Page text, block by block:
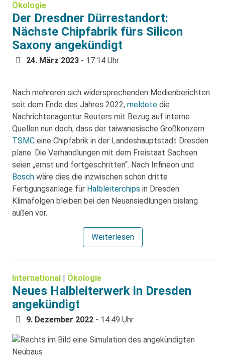
Ökologie
Der Dresdner Dürrestandort:
Nächste Chipfabrik fürs Silicon
Saxony angekündigt
24. März 2023 - 17:14 Uhr
Nach mehreren sich widersprechenden Medienberichten
seit dem Ende des Jahres 2022, meldete die
Nachrichtenagentur Reuters mit Bezug auf interne
Quellen nun doch, dass der taiwanesische Großkonzern
TSMC eine Chipfabrik in der Landeshauptstadt Dresden
plane. Die Verhandlungen mit dem Freistaat Sachsen
seien „ernst und fortgeschritten“. Nach Infineon und
Bosch wäre dies die inzwischen schon dritte
Fertigungsanlage für Halbleiterchips in Dresden.
Klimafolgen bleiben bei den Neuansiedlungen bislang
außen vor.
Weiterlesen
International Ökologie
Neues Halbleiterwerk in Dresden
angekündigt
9. Dezember 2022 - 14:49 Uhr